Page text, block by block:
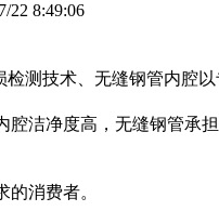
22 8:49:06
测技术、无缝钢管内腔
洁净度高，无缝钢管
消费者。